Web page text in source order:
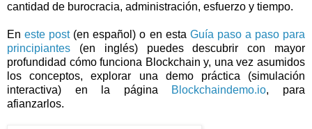
cantidad de burocracia, administración, esfuerzo y tiempo.
Eneste post(en español) o en esta Guía paso a paso para
principiantes (en inglés) puedes descubrir con mayor
profundidad cómo funciona Blockchain y, una vez asumidos
los conceptos, explorar una demo práctica (simulación
interactiva) en la página Blockchaindemo.io, para
afianzarlos.